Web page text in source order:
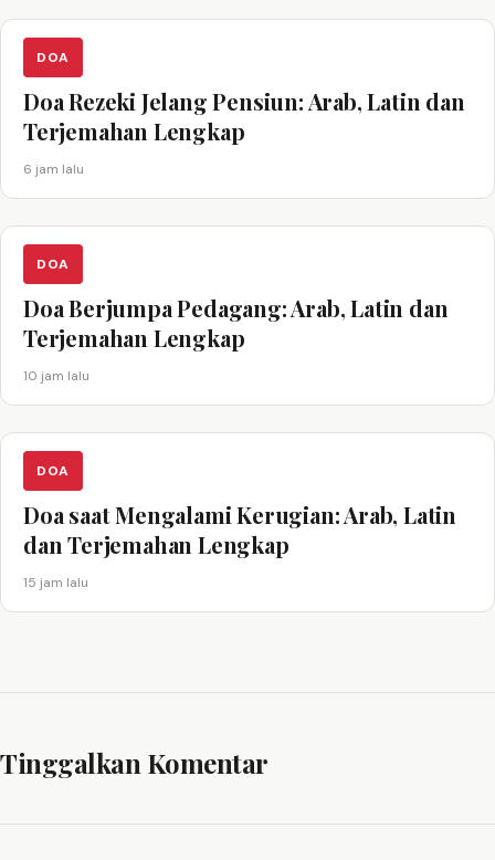
DOA
Doa Rezeki Jelang Pensiun: Arab, Latin dan
Terjemahan Lengkap
6 jam lalu
DOA
Doa Berjumpa Pedagang: Arab, Latin dan
Terjemahan Lengkap
10 jam lalu
DOA
Doa saat Mengalami Kerugian: Arab, Latin
dan Terjemahan Lengkap
15 jam lalu
Tinggalkan Komentar